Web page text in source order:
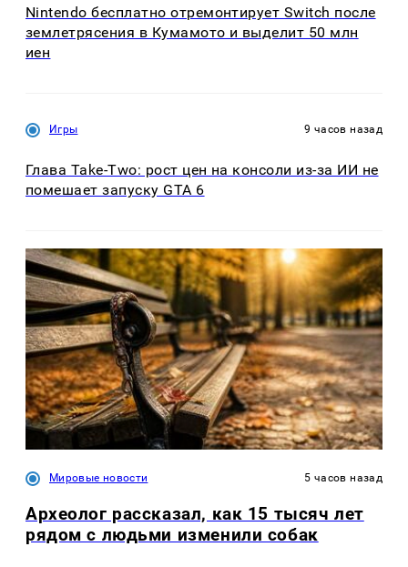
Nintendo бесплатно отремонтирует Switch после
землетрясения в Кумамото и выделит 50 млн
иен
Игры 9 часов назад
Глава Take-Two: рост цен на консоли из-за ИИ не
помешает запуску GTA 6
Мировые новости 5 часов назад
Археолог рассказал, как 15 тысяч лет
рядом с людьми изменили собак